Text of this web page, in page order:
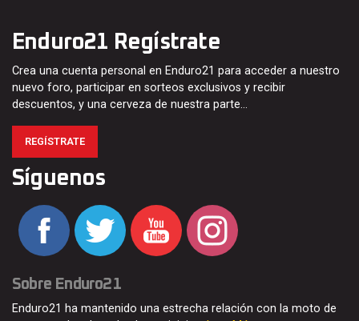
Enduro21 Regístrate
Crea una cuenta personal en Enduro21 para acceder a nuestro
nuevo foro, participar en sorteos exclusivos y recibir
descuentos, y una cerveza de nuestra parte…
REGÍSTRATE
Síguenos
Sobre Enduro21
Enduro21 ha mantenido una estrecha relación con la moto de